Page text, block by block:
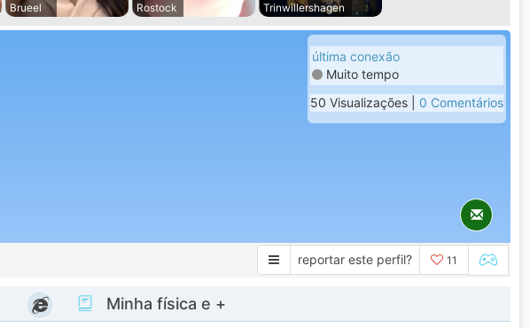
Brueel
Rostock
Trinwillershagen
última conexão
Muito tempo
50 Visualizações | 0 Comentários
reportar este perfil? 11
Minha física e +